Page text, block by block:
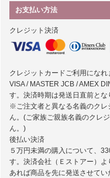
お支払い方法
クレジット決済
クレジットカードご利用になれ
VISA / MASTER JCB / AMEX
す。決済時期は発送日直前とな
※ご注文者と異なる名義のクレ
ん。(ご家族ご親族名義のクレ
ん。)
後払い決済
５万円未満の購入について、
す。決済会社（Ｅストアー）
あれば商品を先に発送させて